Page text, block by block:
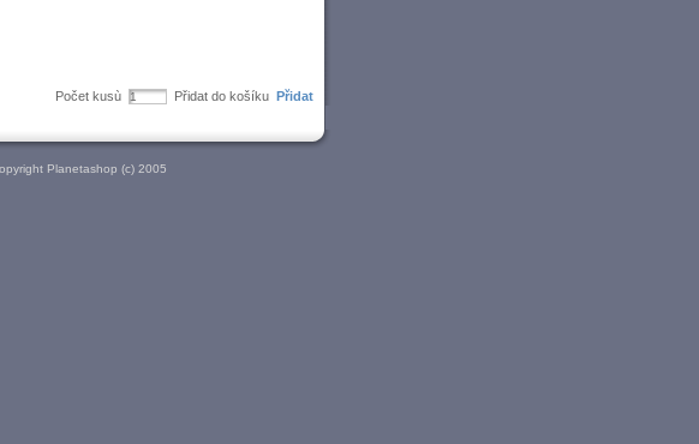
Počet kusù Přidat do košíku
Planetashop (c) 2005